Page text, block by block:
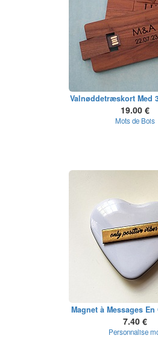
Valnøddetræskort Med
19.00 €
Mots de Bois
Magnet à Messages
7.40 €
Personnalise